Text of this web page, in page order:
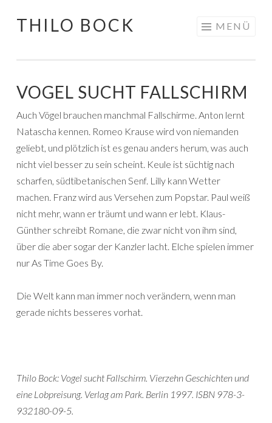
Springe
THILO BOCK MENÜ
VOGEL SUCHT FALLSCHIRM
Auch Vögel brauchen manchmal Fallschirme. Anton lernt
Natascha kennen. Romeo Krause wird von niemanden
geliebt, und plötzlich ist es genau anders herum, was auch
nicht viel besser zu sein scheint. Keule ist süchtig nach
scharfen, südtibetanischen Senf. Lilly kann Wetter
machen. Franz wird aus Versehen zum Popstar. Paul weiß
nicht mehr, wann er träumt und wann er lebt. Klaus-
Günther schreibt Romane, die zwar nicht von ihm sind,
über die aber sogar der Kanzler lacht. Elche spielen immer
nur As Time Goes By.
Die Welt kann man immer noch verändern, wenn man
gerade nichts besseres vorhat.
Thilo Bock: Vogel sucht Fallschirm. Vierzehn Geschichten und
eine Lobpreisung. Verlag am Park. Berlin 1997. ISBN 978-3-
932180-09-5.